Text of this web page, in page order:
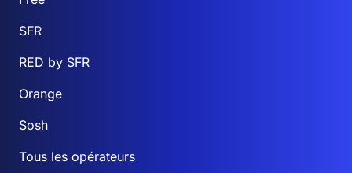
SFR
RED by SFR
Orange
Sosh
Tous les opérateurs